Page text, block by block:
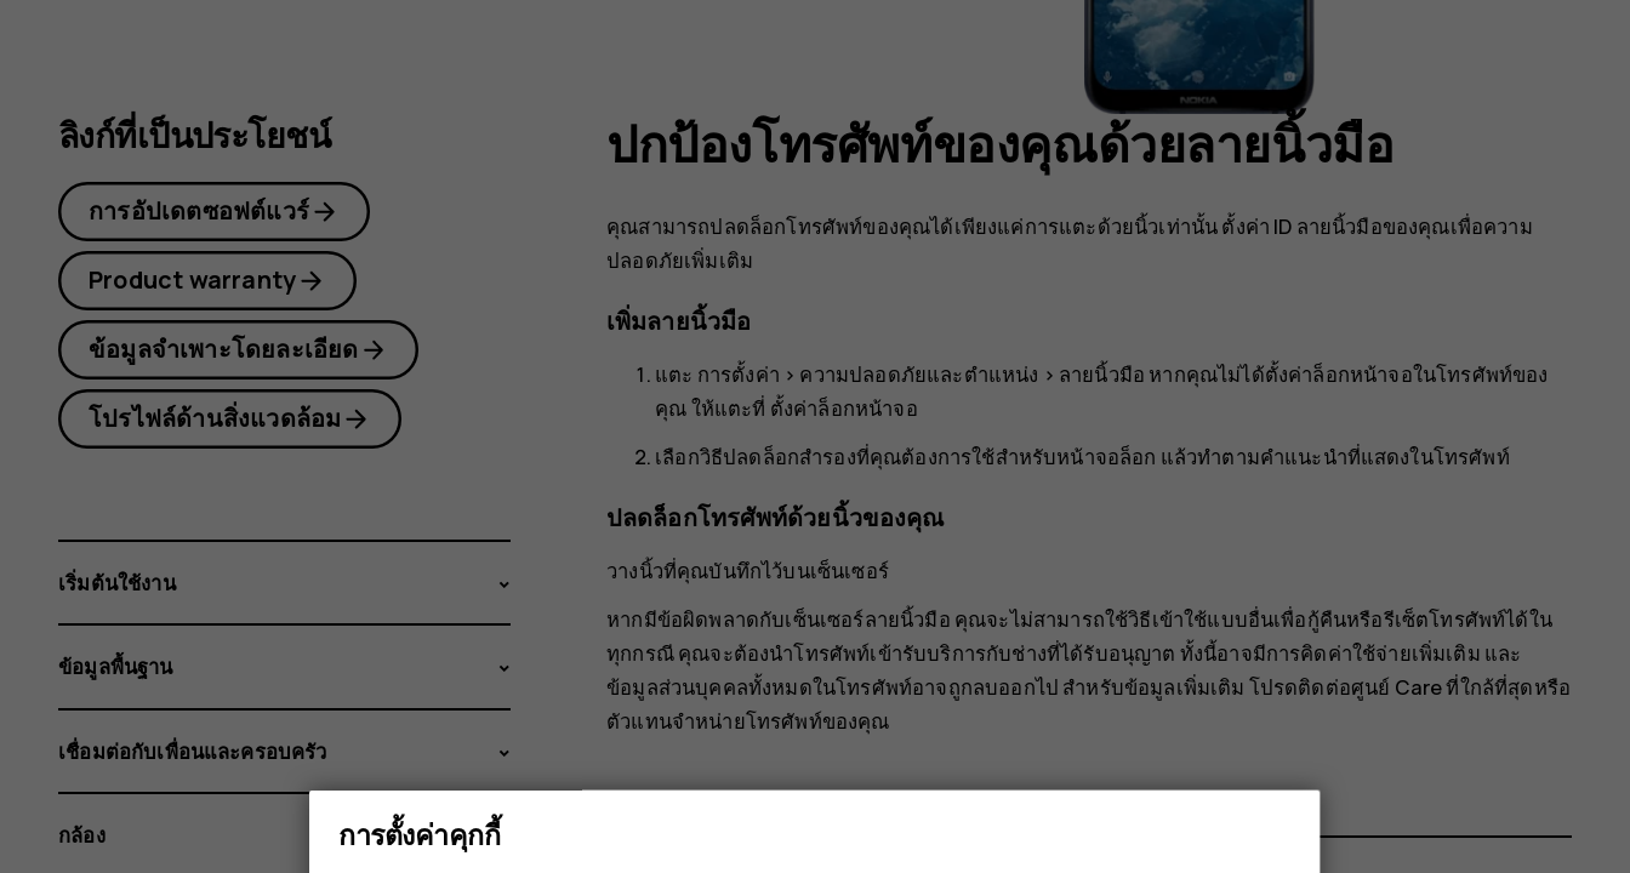
ปกป้องโทรศัพท์ของคุณด้วยลายนิ้วมือ
คุณสามารถปลดล็อกโทรศัพท์ของคุณได้เพียงแค่การแตะด้วยนิ้วเท่านั้น ตั้งค่า ID ลายนิ้วมือของคุณเพื่อความ
ปลอดภัยเพิ่มเติม
เพิ่มลายนิ้วมือ
แตะ การตั้งค่า > ความปลอดภัยและตำแหน่ง > ลายนิ้วมือ หากคุณไม่ได้ตั้งค่าล็อกหน้าจอในโทรศัพท์ของ
คุณ ให้แตะที่ ตั้งค่าล็อกหน้าจอ
เลือกวิธีปลดล็อกสำรองที่คุณต้องการใช้สำหรับหน้าจอล็อก แล้วทำตามคำแนะนำที่แสดงในโทรศัพท์
ปลดล็อกโทรศัพท์ด้วยนิ้วของคุณ
วางนิ้วที่คุณบันทึกไว้บนเซ็นเซอร์
หากมีข้อผิดพลาดกับเซ็นเซอร์ลายนิ้วมือ คุณจะไม่สามารถใช้วิธีเข้าใช้แบบอื่นเพื่อกู้คืนหรือรีเซ็ตโทรศัพท์ได้ใน
ทุกกรณี คุณจะต้องนำโทรศัพท์เข้ารับบริการกับช่างที่ได้รับอนุญาต ทั้งนี้อาจมีการคิดค่าใช้จ่ายเพิ่มเติม และ
ข้อมูลส่วนบุคคลทั้งหมดในโทรศัพท์อาจถูกลบออกไป สำหรับข้อมูลเพิ่มเติม โปรดติดต่อศูนย์ Care ที่ใกล้ที่สุดหรือ
ตัวแทนจำหน่ายโทรศัพท์ของคุณ
ลิงก์ที่เป็นประโยชน์
การอัปเดตซอฟต์แวร์
Product warranty
ข้อมูลจำเพาะโดยละเอียด
โปรไฟล์ด้านสิ่งแวดล้อม
เริ่มต้นใช้งาน
ข้อมูลพื้นฐาน
เชื่อมต่อกับเพื่อนและครอบครัว
กล้อง การตั้งค่าคุกกี้